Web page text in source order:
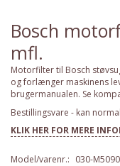
Bosch
mfl.
Motorfilter til Bosch
og forlænger maskinens
brugermanualen. Se
Bestillingsvare - kan
KLIK HER FOR MERE
Model/varenr.: 030-